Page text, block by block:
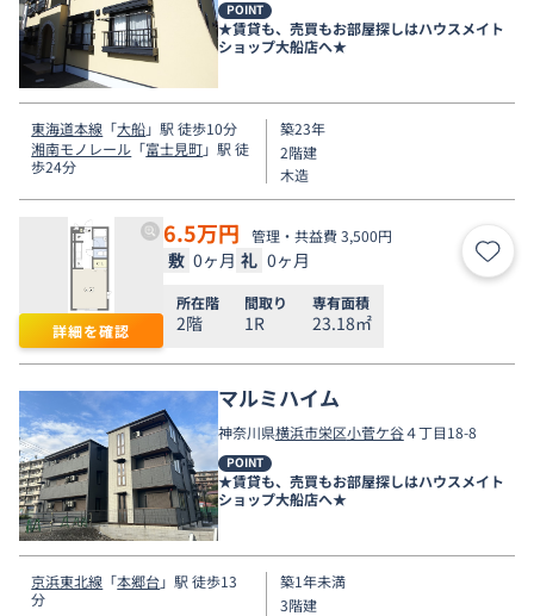
POINT
★賃貸も、売買もお部屋探しはハウスメイト
ショップ大船店へ★
東海道本線 「大船」駅 徒歩10分
湘南モノレール 「富士見町」駅 徒
歩24分
築23年
2階建
木造
詳細を確認
6.5万円 管理・共益費 3,500円
敷 0ヶ月 礼 0ヶ月 お気
所在階
2階
間取り
1R
専有面積
23.18㎡
マルミハイム
神奈川県横浜市栄区小菅ケ谷４丁目18-8
POINT
★賃貸も、売買もお部屋探しはハウスメイト
ショップ大船店へ★
京浜東北線 「本郷台」駅 徒歩13
分
築1年未満
3階建